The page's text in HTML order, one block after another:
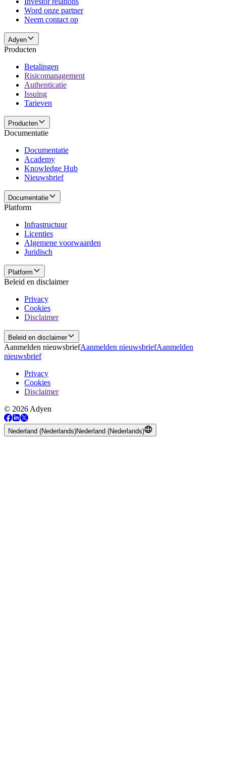
Word onze partner
Neem contact op
Adyen
Producten
Betalingen
Risicomanagement
Authenticatie
Issuing
Tarieven
Producten
Documentatie
Documentatie
Academy
Knowledge Hub
Nieuwsbrief
Documentatie
Platform
Infrastructuur
Licenties
Algemene voorwaarden
Juridisch
Platform
Beleid en disclaimer
Privacy
Cookies
Disclaimer
Beleid en disclaimer
Aanmelden nieuwsbriefAanmelden nieuwsbriefAanmelden
nieuwsbrief
Privacy
Cookies
Disclaimer
© 2026 Adyen
Nederland (Nederlands)Nederland (Nederlands)